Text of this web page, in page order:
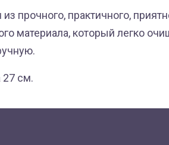
прочного, практичного,
материала, который легко
27 см.